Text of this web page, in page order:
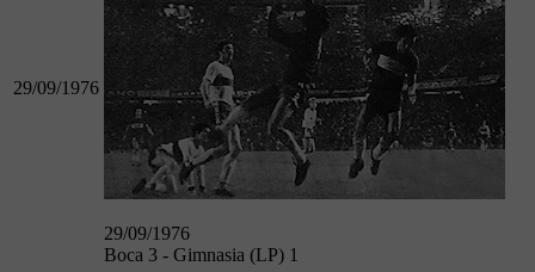
29/09/1976
29/09/1976
Boca 3 - Gimnasia (LP) 1